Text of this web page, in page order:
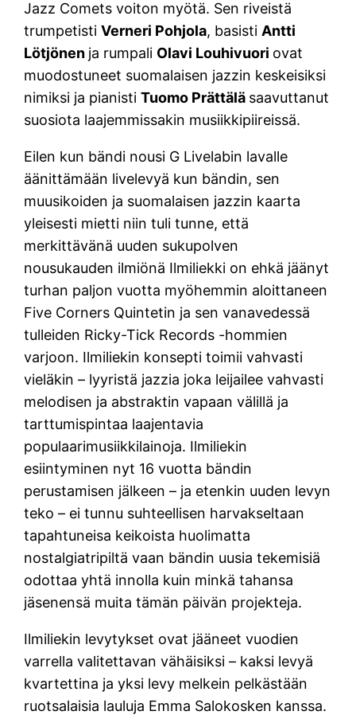
Jazz Comets voiton myötä. Sen riveistä
trumpetistiVerneri Pohjola, basisti Antti
Lötjönen ja rumpali Olavi Louhivuori ovat
muodostuneet suomalaisen jazzin keskeisiksi
nimiksi ja pianistiTuomo Prättälä saavuttanut
suosiota laajemmissakin musiikkipiireissä.
Eilen kun bändi nousi G Livelabin lavalle
äänittämään livelevyä kun bändin, sen
muusikoiden ja suomalaisen jazzin kaarta
yleisesti mietti niin tuli tunne, että
merkittävänä uuden sukupolven
nousukauden ilmiönä Ilmiliekki on ehkä jäänyt
turhan paljon vuotta myöhemmin aloittaneen
Five Corners Quintetin ja sen vanavedessä
tulleiden Ricky-Tick Records -hommien
varjoon. Ilmiliekin konsepti toimii vahvasti
vieläkin – lyyristä jazzia joka leijailee vahvasti
melodisen ja abstraktin vapaan välillä ja
tarttumispintaa laajentavia
populaarimusiikkilainoja. Ilmiliekin
esiintyminen nyt 16 vuotta bändin
perustamisen jälkeen – ja etenkin uuden levyn
teko – ei tunnu suhteellisen harvakseltaan
tapahtuneisa keikoista huolimatta
nostalgiatripiltä vaan bändin uusia tekemisiä
odottaa yhtä innolla kuin minkä tahansa
jäsenensä muita tämän päivän projekteja.
Ilmiliekin levytykset ovat jääneet vuodien
varrella valitettavan vähäisiksi – kaksi levyä
kvartettina ja yksi levy melkein pelkästään
ruotsalaisia lauluja Emma Salokosken kanssa.